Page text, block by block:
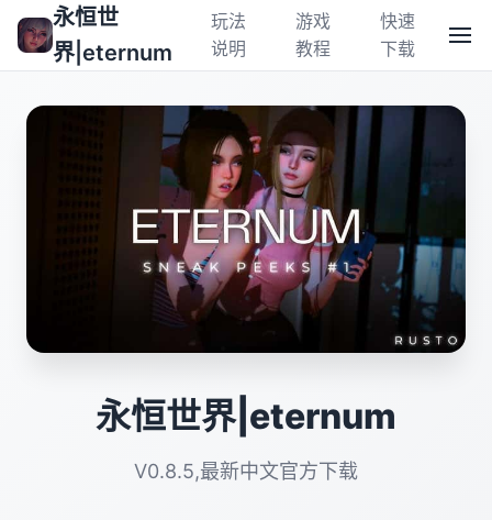
永恒世
界|eternum
玩法
说明
游戏
教程
快速
下载
永恒世界|eternum
V0.8.5,最新中文官方下载